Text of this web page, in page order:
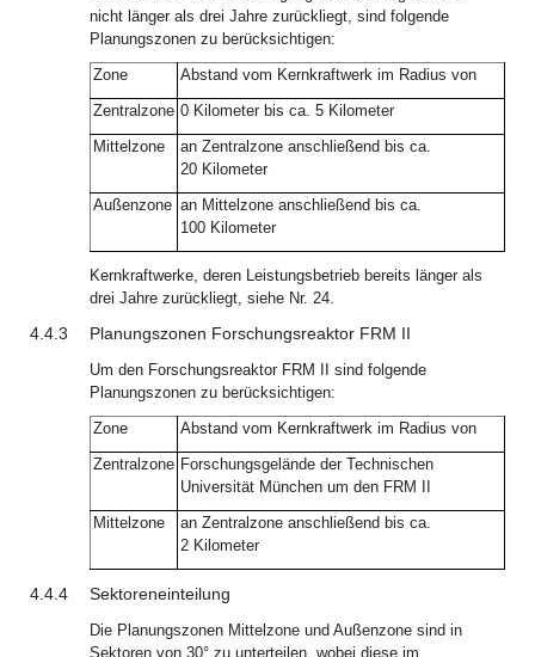
nicht länger als drei Jahre zurückliegt, sind folgende
Planungszonen zu berücksichtigen:
Zone
Abstand vom Kernkraftwerk im Radius von
Zentralzone 0 Kilometer bis ca. 5 Kilometer
Mittelzone
an Zentralzone anschließend bis ca.
20 Kilometer
Außenzone an Mittelzone anschließend bis ca.
100 Kilometer
Kernkraftwerke, deren Leistungsbetrieb bereits länger als
drei Jahre zurückliegt, siehe Nr. 24.
4.4.3 Planungszonen Forschungsreaktor FRM II
Um den Forschungsreaktor FRM II sind folgende
Planungszonen zu berücksichtigen:
Zone
Abstand vom Kernkraftwerk im Radius von
Zentralzone Forschungsgelände der Technischen
Universität München um den FRM II
Mittelzone
an Zentralzone anschließend bis ca.
2 Kilometer
4.4.4 Sektoreneinteilung
Die Planungszonen Mittelzone und Außenzone sind in
Sektoren von 30° zu unterteilen, wobei diese im